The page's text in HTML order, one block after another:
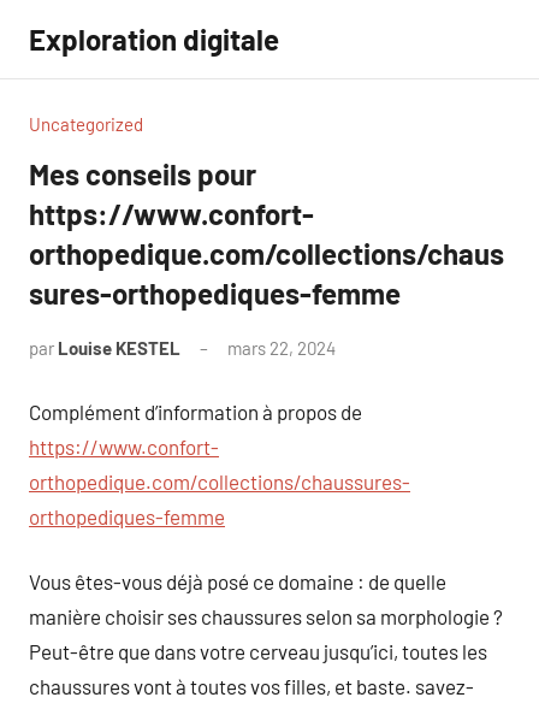
contenu
Exploration digitale
Uncategorized
Mes conseils pour
https://www.confort-
orthopedique.com/collections/chaus
sures-orthopediques-femme
par Louise KESTEL mars 22, 2024
Complément d’information à propos de
https://www.confort-
orthopedique.com/collections/chaussures-
orthopediques-femme
Vous êtes-vous déjà posé ce domaine : de quelle
manière choisir ses chaussures selon sa morphologie ?
Peut-être que dans votre cerveau jusqu’ici, toutes les
chaussures vont à toutes vos filles, et baste. savez-